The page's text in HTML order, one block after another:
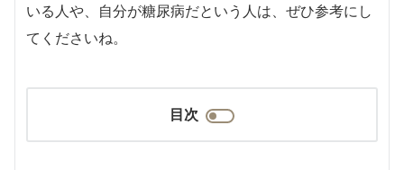
いる人や、自分が糖尿病だという人は、ぜひ参考にし
てくださいね。
目次